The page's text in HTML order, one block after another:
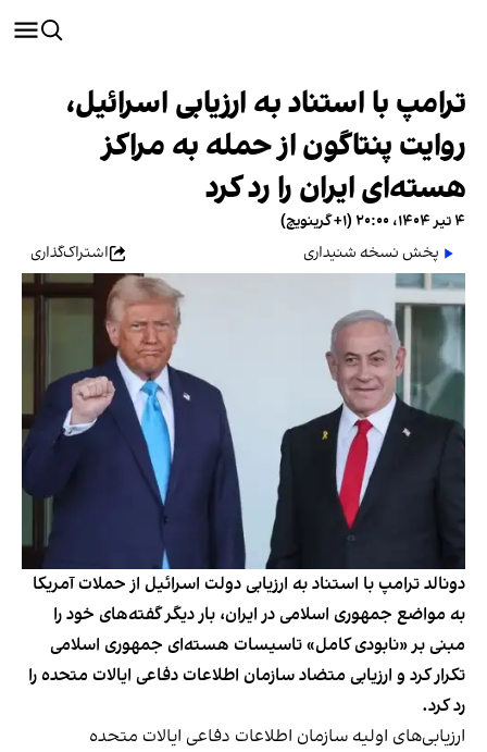
ترامپ با استناد به ارزیابی اسرائیل،
روایت پنتاگون از حمله به مراکز
هسته‌ای ایران را رد کرد
۴ تیر ۱۴۰۴، ۲۰:۰۰ (‎+۱ گرینویچ)
پخش نسخه شنیداری
اشتراک‌گذاری
دونالد ترامپ با استناد به ارزیابی دولت اسرائیل از حملات آمریکا
به مواضع جمهوری اسلامی در ایران، بار دیگر گفته‌های خود را
مبنی بر «نابودی کامل» تاسیسات هسته‌ای جمهوری اسلامی
تکرار کرد و ارزیابی متضاد سازمان اطلاعات دفاعی ایالات متحده را
رد کرد.
ارزیابی‌های اولیه سازمان اطلاعات دفاعی ایالات متحده